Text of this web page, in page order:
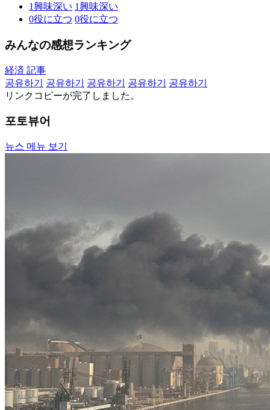
1興味深い 1興味深い
0役に立つ 0役に立つ
みんなの感想ランキング
経済 記事
공유하기
공유하기 공유하기 공유하기
공유하기
リンクコピーが完了しました。
포토뷰어
뉴스 메뉴 보기